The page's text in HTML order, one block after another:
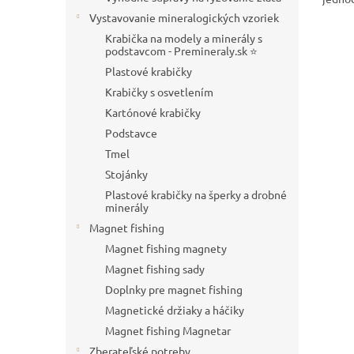
Vystavovanie mineralogických vzoriek
Krabička na modely a minerály s
podstavcom - Premineraly.sk ⭐
Plastové krabičky
Krabičky s osvetlením
Kartónové krabičky
Podstavce
Tmel
Stojánky
Plastové krabičky na šperky a drobné
minerály
Magnet fishing
Magnet fishing magnety
Magnet fishing sady
Doplnky pre magnet fishing
Magnetické držiaky a háčiky
Magnet fishing Magnetar
Zberateľské potreby